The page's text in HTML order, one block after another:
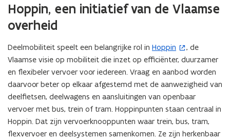
Hoppin, een initiatief van de Vlaamse
overheid
Deelmobiliteit speelt een belangrijke rol in Hoppin
(
o
p
e
n
t
i
n
, de
Vlaamse visie op mobiliteit die inzet op efficiënter, duurzamer
en flexibeler vervoer voor iedereen. Vraag en aanbod worden
daarvoor beter op elkaar afgestemd met de aanwezigheid van
deelfietsen, deelwagens en aansluitingen van openbaar
vervoer met bus, trein of tram. Hoppinpunten staan centraal in
Hoppin. Dat zijn vervoerknooppunten waar trein, bus, tram,
flexvervoer en deelsystemen samenkomen. Ze zijn herkenbaar